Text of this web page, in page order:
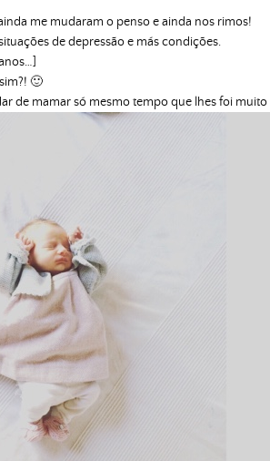
me mudaram o penso e ainda nos rimos!
de depressão e más condições.
🙂
de mamar só mesmo tempo que lhes foi muito